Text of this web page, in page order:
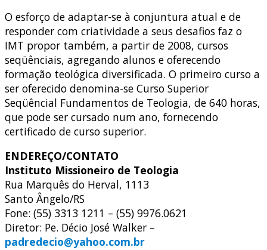
O esforço de adaptar-se à conjuntura atual e de
responder com criatividade a seus desafios faz o
IMT propor também, a partir de 2008, cursos
seqüênciais, agregando alunos e oferecendo
formação teológica diversificada. O primeiro curso a
ser oferecido denomina-se Curso Superior
Seqüêncial Fundamentos de Teologia, de 640 horas,
que pode ser cursado num ano, fornecendo
certificado de curso superior.
ENDEREÇO/CONTATO
Instituto Missioneiro de Teologia
Rua Marquês do Herval, 1113
Santo Ângelo/RS
Fone: (55) 3313 1211 – (55) 9976.0621
Diretor: Pe. Décio José Walker –
padredecio@yahoo.com.br